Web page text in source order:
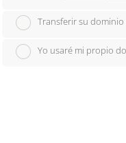
Transferir su
Yo usaré mi propio